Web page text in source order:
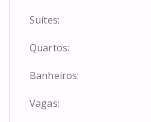
Suítes:
Quartos:
Banheiros:
Vagas: